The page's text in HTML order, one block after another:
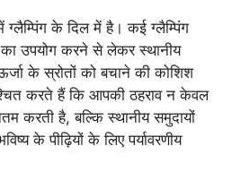
में ग्लैम्पिंग के दिल में है। कई ग्लैम्पिंग
का उपयोग करने से लेकर स्थानीय
के स्रोतों को बचाने की कोशिश
करते हैं कि आपकी ठहराव न केवल
करती है, बल्कि स्थानीय समुदायों
के पीढ़ियों के लिए पर्यावरणीय